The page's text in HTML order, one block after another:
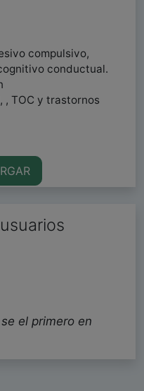
compulsivo,
conductual.
, TOC y trastornos
el primero en